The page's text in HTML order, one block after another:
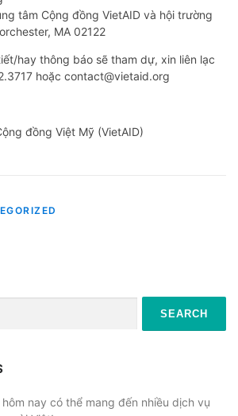
tâm Cộng đồng VietAID và hội trường
MA 02122
hay thông báo sẽ tham dự, xin liên lạc
hoặc contact@vietaid.org
đồng Việt Mỹ (VietAID)
nay có thể mang đến nhiều dịch vụ